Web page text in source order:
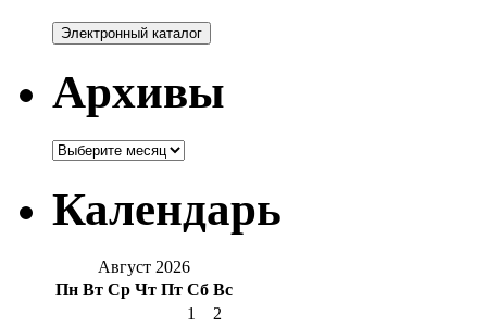
Архивы
Архивы
Календарь
Август 2026
Пн Вт Ср Чт Пт Сб Вс
1
2